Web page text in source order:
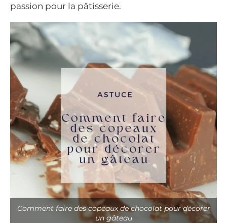
passion pour la pâtisserie.
Comment faire des copeaux de chocolat pour décorer
un gâteau